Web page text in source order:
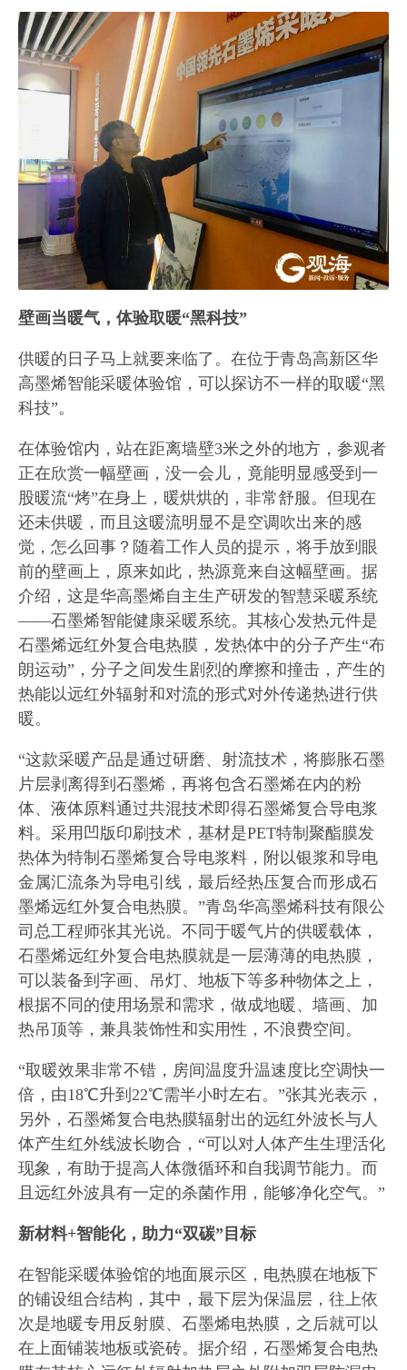
壁画当暖气，体验取暖“黑科技”
供暖的日子马上就要来临了。在位于青岛高新区华
高墨烯智能采暖体验馆，可以探访不一样的取暖“黑
科技”。
在体验馆内，站在距离墙壁3米之外的地方，参观者
正在欣赏一幅壁画，没一会儿，竟能明显感受到一
股暖流“烤”在身上，暖烘烘的，非常舒服。但现在
还未供暖，而且这暖流明显不是空调吹出来的感
觉，怎么回事？随着工作人员的提示，将手放到眼
前的壁画上，原来如此，热源竟来自这幅壁画。据
介绍，这是华高墨烯自主生产研发的智慧采暖系统
——石墨烯智能健康采暖系统。其核心发热元件是
石墨烯远红外复合电热膜，发热体中的分子产生“布
朗运动”，分子之间发生剧烈的摩擦和撞击，产生的
热能以远红外辐射和对流的形式对外传递热进行供
暖。
“这款采暖产品是通过研磨、射流技术，将膨胀石墨
片层剥离得到石墨烯，再将包含石墨烯在内的粉
体、液体原料通过共混技术即得石墨烯复合导电浆
料。采用凹版印刷技术，基材是PET特制聚酯膜发
热体为特制石墨烯复合导电浆料，附以银浆和导电
金属汇流条为导电引线，最后经热压复合而形成石
墨烯远红外复合电热膜。”青岛华高墨烯科技有限公
司总工程师张其光说。不同于暖气片的供暖载体，
石墨烯远红外复合电热膜就是一层薄薄的电热膜，
可以装备到字画、吊灯、地板下等多种物体之上，
根据不同的使用场景和需求，做成地暖、墙画、加
热吊顶等，兼具装饰性和实用性，不浪费空间。
“取暖效果非常不错，房间温度升温速度比空调快一
倍，由18℃升到22℃需半小时左右。”张其光表示，
另外，石墨烯复合电热膜辐射出的远红外波长与人
体产生红外线波长吻合，“可以对人体产生生理活化
现象，有助于提高人体微循环和自我调节能力。而
且远红外波具有一定的杀菌作用，能够净化空气。”
新材料+智能化，助力“双碳”目标
在智能采暖体验馆的地面展示区，电热膜在地板下
的铺设组合结构，其中，最下层为保温层，往上依
次是地暖专用反射膜、石墨烯电热膜，之后就可以
在上面铺装地板或瓷砖。据介绍，石墨烯复合电热